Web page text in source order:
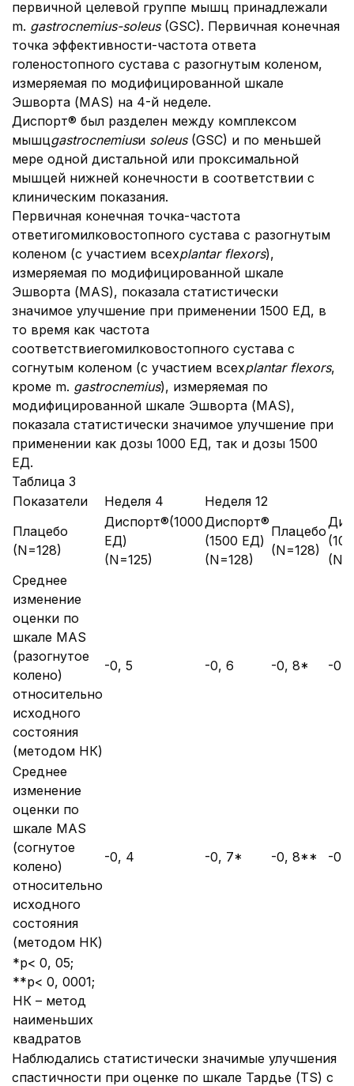
первичной целевой группе мышц принадлежали
m. gastrocnemius-soleus(GSC). Первичная конечная
точка эффективности-частота ответа
голеностопного сустава с разогнутым коленом,
измеряемая по модифицированной шкале
Эшворта (MAS) на 4-й неделе.
Диспорт® был разделен между комплексом
мышцgastrocnemiusи soleus(GSC) и по меньшей
мере одной дистальной или проксимальной
мышцей нижней конечности в соответствии с
клиническим показания.
Первичная конечная точка-частота
ответигомилковостопного сустава с разогнутым
коленом (с участием всехplantar flexors),
измеряемая по модифицированной шкале
Эшворта (MAS), показала статистически
значимое улучшение при применении 1500 ЕД, в
то время как частота
соответствиегомилковостопного сустава с
согнутым коленом (с участием всехplantar flexors,
кроме m. gastrocnemius), измеряемая по
модифицированной шкале Эшворта (MAS),
показала статистически значимое улучшение при
применении как дозы 1000 ЕД, так и дозы 1500
ЕД.
Таблица 3
Показатели
Неделя 4
Неделя 12
Плацебо
(N=128)
Диспорт®(1000
ЕД)
(N=125)
Диспорт®
(1500 ЕД)
(N=128)
Плацебо
(N=128)
Среднее
изменение
оценки по
шкале MAS
(разогнутое
колено)
относительно
исходного
состояния
(методом НК)
-0, 5 -0, 6 -0, 8* -0,
Среднее
изменение
оценки по
шкале MAS
(согнутое
колено)
относительно
исходного
состояния
(методом НК)
-0, 4 -0, 7* -0, 8** -0,
*p< 0, 05;
**p< 0, 0001;
НК – метод
наименьших
квадратов
Наблюдались статистически значимые улучшения
спастичности при оценке по шкале Тардье (TS) с